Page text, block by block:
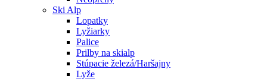
Ski Alp
Lopatky
Lyžiarky
Palice
Prilby na skialp
Stúpacie železá/Haršajny
Lyže